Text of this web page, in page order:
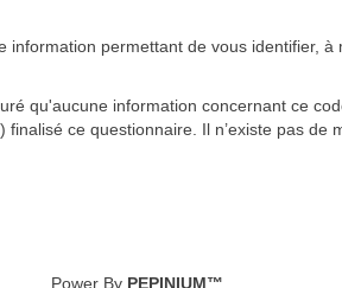
permettant de vous identifier,
qu'aucune information concernant ce
ce questionnaire. Il n’existe pas
Power By PEPINIUM™